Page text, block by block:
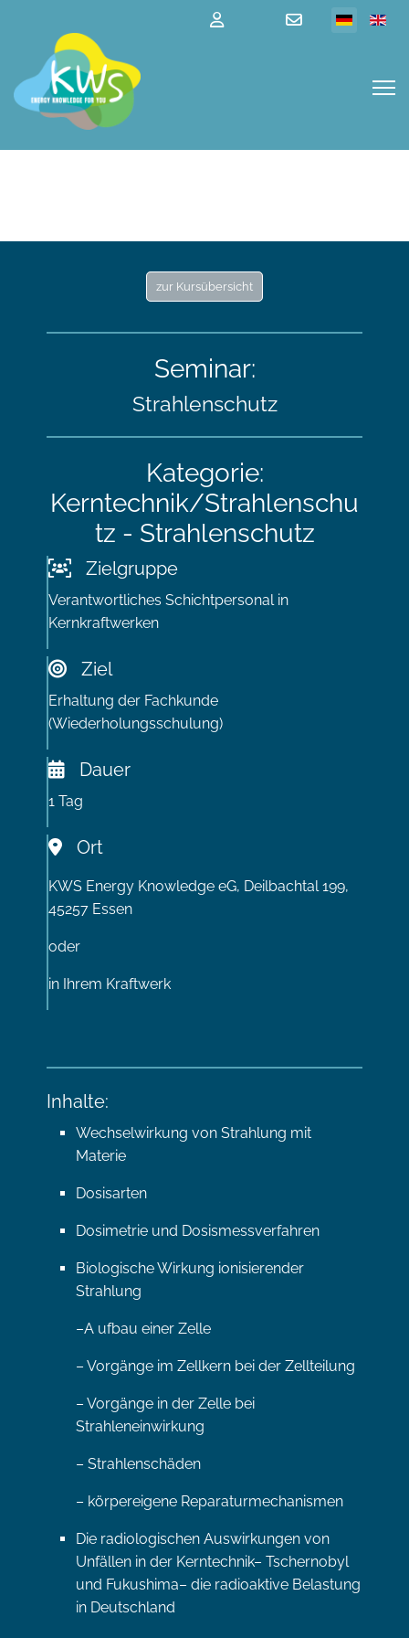
zur Kursübersicht
Seminar:
Strahlenschutz
Kategorie:
Kerntechnik/Strahlenschu
tz - Strahlenschutz
Zielgruppe
Verantwortliches Schichtpersonal in
Kernkraftwerken
Ziel
Erhaltung der Fachkunde
(Wiederholungsschulung)
Dauer
1 Tag
Ort
KWS Energy Knowledge eG, Deilbachtal 199,
45257 Essen
oder
in Ihrem Kraftwerk
Inhalte:
Wechselwirkung von Strahlung mit
Materie
Dosisarten
Dosimetrie und Dosismessverfahren
Biologische Wirkung ionisierender
Strahlung
–A ufbau einer Zelle
– Vorgänge im Zellkern bei der Zellteilung
– Vorgänge in der Zelle bei
Strahleneinwirkung
– Strahlenschäden
– körpereigene Reparaturmechanismen
Die radiologischen Auswirkungen von
Unfällen in der Kerntechnik– Tschernobyl
und Fukushima– die radioaktive Belastung
in Deutschland